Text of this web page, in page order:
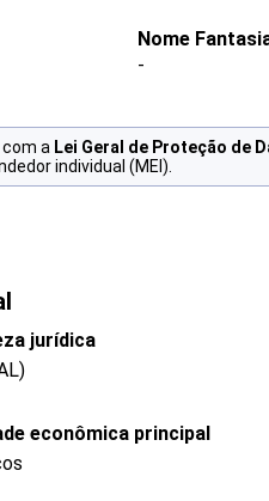
Nome
-
com a Lei Geral de Proteção de
individual (MEI).
jurídica
econômica principal